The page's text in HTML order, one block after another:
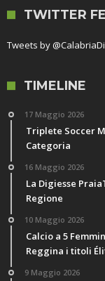
TWITTER
Tweets by
TIMELINE
17 Maggio 2026
Triplete Soccer
Categoria
16 Maggio 2026
La Digiesse
Regione
10 Maggio 2026
Calcio a 5
Reggina i titoli
9 Maggio 2026